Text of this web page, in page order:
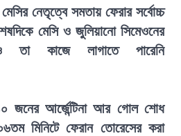
নেতৃত্বে সমতায় ফেরার সর্বোচ্চ
মেসি ও জুলিয়ানো সিমেওনের
কাজে লাগাতে পারেনি
জনের আর্জেন্টিনা আর গোল শোধ
মিনিটে ফেরান তোরেসের করা